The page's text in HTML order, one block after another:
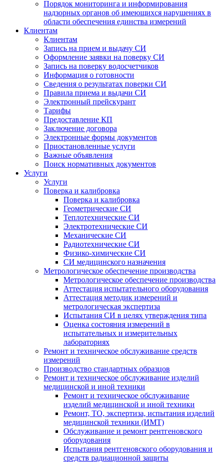
Порядок мониторинга и информирования
надзорных органов об имеющихся нарушениях в
области обеспечения единства измерений
Клиентам
Клиентам
Запись на прием и выдачу СИ
Оформление заявки на поверку СИ
Запись на поверку водосчетчиков
Информация о готовности
Сведения о результатах поверки СИ
Правила приема и выдачи СИ
Электронный прейскурант
Тарифы
Предоставление КП
Заключение договора
Электронные формы документов
Приостановленные услуги
Важные объявления
Поиск нормативных документов
Услуги
Услуги
Поверка и калибровка
Поверка и калибровка
Геометрические СИ
Теплотехнические СИ
Электротехнические СИ
Механические СИ
Радиотехнические СИ
Физико-химические СИ
СИ медицинского назначения
Метрологическое обеспечение производства
Метрологическое обеспечение производства
Аттестация испытательного оборудования
Аттестация методик измерений и
метрологическая экспертиза
Испытания СИ в целях утверждения типа
Оценка состояния измерений в
испытательных и измерительных
лабораториях
Ремонт и техническое обслуживание средств
измерений
Производство стандартных образцов
Ремонт и техническое обслуживание изделий
медицинской и иной техники
Ремонт и техническое обслуживание
изделий медицинской и иной техники
Ремонт, ТО, экспертиза, испытания изделий
медицинской техники (ИМТ)
Обслуживание и ремонт рентгеновского
оборудования
Испытания рентгеновского оборудования и
средств радиационной защиты